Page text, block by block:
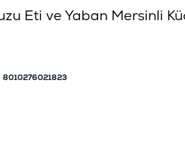
Eti ve Yaban Mersinli
8010276021823